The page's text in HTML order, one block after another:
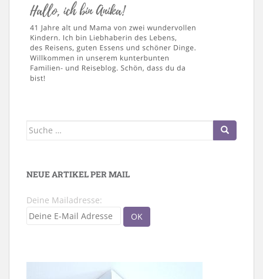
Suche
NEUE ARTIKEL PER MAIL
Deine Mailadresse: